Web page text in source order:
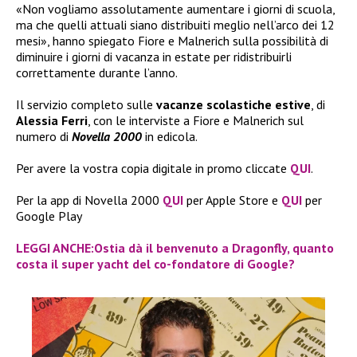
«Non vogliamo assolutamente aumentare i giorni di scuola,
ma che quelli attuali siano distribuiti meglio nell’arco dei 12
mesi», hanno spiegato Fiore e Malnerich sulla possibilità di
diminuire i giorni di vacanza in estate per ridistribuirli
correttamente durante l’anno.
Il servizio completo sulle vacanze scolastiche estive, di
Alessia Ferri, con le interviste a Fiore e Malnerich sul
numero di Novella 2000 in edicola.
Per avere la vostra copia digitale in promo cliccate QUI.
Per la app di Novella 2000 QUI per Apple Store e QUI per
Google Play
LEGGI ANCHE:Ostia dà il benvenuto a Dragonfly, quanto
costa il super yacht del co-fondatore di Google?